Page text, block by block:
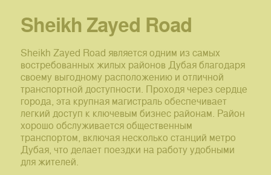
Sheikh Zayed Road
Sheikh Zayed Road является одним из самых
востребованных жилых районов Дубая благодаря
своему выгодному расположению и отличной
транспортной доступности. Проходя через сердце
города, эта крупная магистраль обеспечивает
легкий доступ к ключевым бизнес районам. Район
хорошо обслуживается общественным
транспортом, включая несколько станций метро
Дубая, что делает поездки на работу удобными
для жителей.